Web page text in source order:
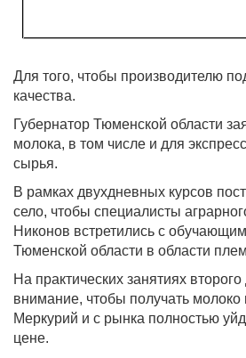
Для того, чтобы производителю
качества.
Губернатор Тюменской области
молока, в том числе и для
сырья.
В рамках двухдневных курсов
село, чтобы специалисты
Никонов встретились с
Тюменской области в области
На практических занятиях
внимание, чтобы получать молоко
Меркурий и с рынка полностью
цене.